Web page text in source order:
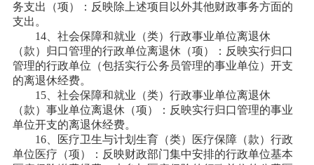
务支出（项）：反映除上述项目以外其他财政事务方面的
支出。
14、社会保障和就业（类）行政事业单位离退休
（款）归口管理的行政单位离退休（项）：反映实行归口
管理的行政单位（包括实行公务员管理的事业单位）开支
的离退休经费。
15、社会保障和就业（类）行政事业单位离退休
（款）事业单位离退休（项）：反映实行归口管理的事业
单位开支的离退休经费。
16、医疗卫生与计划生育（类）医疗保障（款）行政
单位医疗（项）：反映财政部门集中安排的行政单位基本